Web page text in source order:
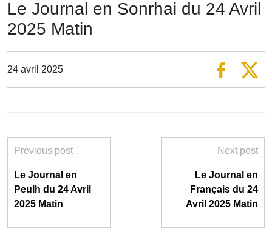
Le Journal en Sonrhai du 24 Avril
2025 Matin
24 avril 2025
Previous post
Le Journal en
Peulh du 24 Avril
2025 Matin
Next post
Le Journal en
Français du 24
Avril 2025 Matin